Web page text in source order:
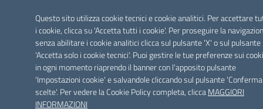
Questo sito utilizza cookie tecnici e cookie analitici. Per accettare
i cookie, clicca su 'Accetta tutti i cookie'. Per proseguire la
senza abilitare i cookie analitici clicca sul pulsante 'X' o sul pulsante
'Accetta solo i cookie tecnici'. Puoi gestire le tue preferenze sui
in ogni momento riaprendo il banner con l'apposito pulsante
'Impostazioni cookie' e salvandole cliccando sul pulsante
scelte'. Per vedere la Cookie Policy completa, cliccaMAGGIORI
INFORMAZIONI